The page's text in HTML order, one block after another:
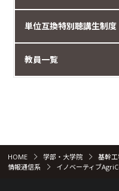
単位互換特別聴講生制度
教員一覧
HOME 学部・大学院 基幹
情報通信系
イノベーティブ